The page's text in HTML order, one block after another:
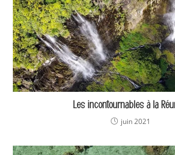
Les incontournables à la
juin 2021